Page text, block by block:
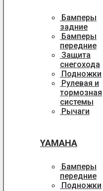
Бамперы
задние
Бамперы
передние
Защита
снегохода
Подножки
Рулевая и
тормозная
системы
Рычаги
YAMAHA
Бамперы
передние
Подножки